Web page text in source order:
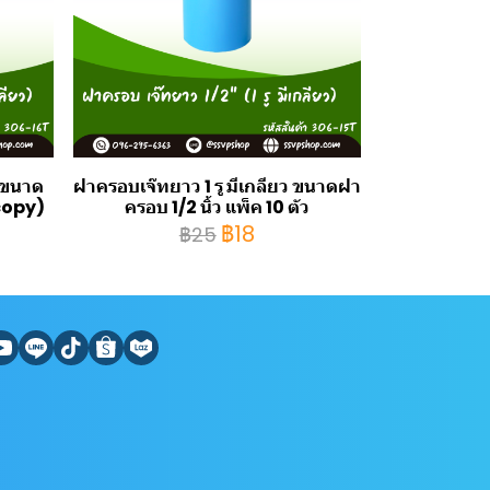
นาด
ฝาครอบเจ๊ทยาว 1 รู มีเกลียว ขนาดฝา
ครอบ 1/2 นิ้ว แพ็ค 10 ตัว
฿25 ฿18